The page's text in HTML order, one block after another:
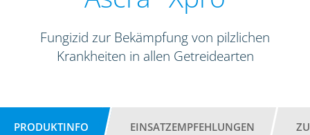
Fungizid zur Bekämpfung von pilzlichen
Krankheiten in allen Getreidearten
PRODUKTINFO EINSATZEMPFEHLUNGEN